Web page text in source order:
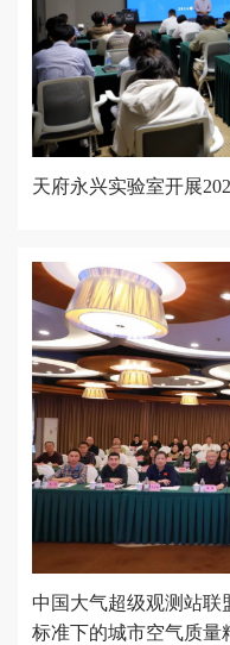
天府永兴实验室开展
中国大气超级观测站联
标准下的城市空气质量